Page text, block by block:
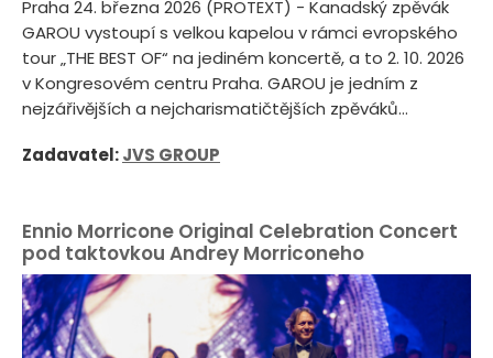
Praha 24. března 2026 (PROTEXT) - Kanadský zpěvák
GAROU vystoupí s velkou kapelou v rámci evropského
tour „THE BEST OF“ na jediném koncertě, a to 2. 10. 2026
v Kongresovém centru Praha. GAROU je jedním z
nejzářivějších a nejcharismatičtějších zpěváků...
Zadavatel:JVS GROUP
Ennio Morricone Original Celebration Concert
pod taktovkou Andrey Morriconeho